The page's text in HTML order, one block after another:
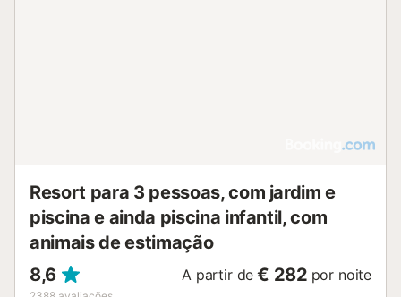
Resort para 3 pessoas, com jardim e
piscina e ainda piscina infantil, com
animais de estimação
8,6
A partir de € 282 por noite